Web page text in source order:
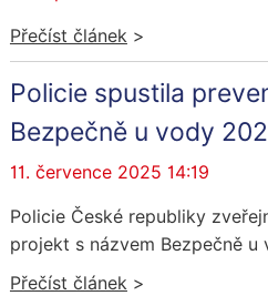
Přečíst článek>
Policie spustila
Bezpečně u vody
11. července 2025 14:19
Policie České republiky
projekt s názvem Bezpečně u
Přečíst článek>